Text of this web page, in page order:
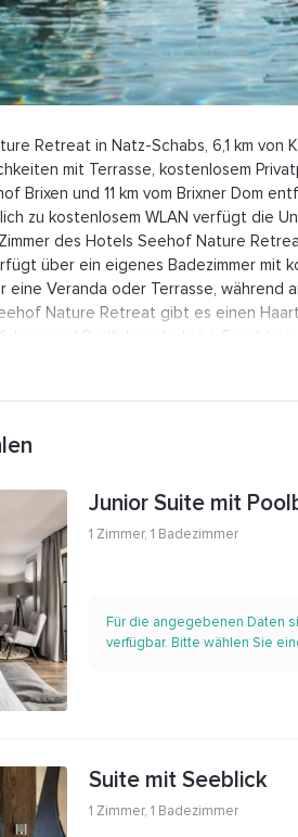
Retreat in Natz-Schabs, 6,1 km
mit Terrasse, kostenlosem
Brixen und 11 km vom Brixner Dom
zu kostenlosem WLAN verfügt die
des Hotels Seehof Nature
über ein eigenes Badezimmer mit
eine Veranda oder Terrasse, während
Nature Retreat gibt es einen
und Radfahren beliebt. Es gibt
Seehof Nature Retreat entfernt
Junior Suite mit
1 Zimmer, 1 Badezimmer
Für die angegebenen Daten
verfügbar. Bitte wählen Sie
Suite mit Seeblick
1 Zimmer, 1 Badezimmer